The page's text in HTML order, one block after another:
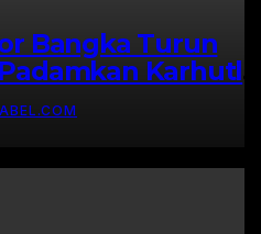
Bangka Turun
Karhutla